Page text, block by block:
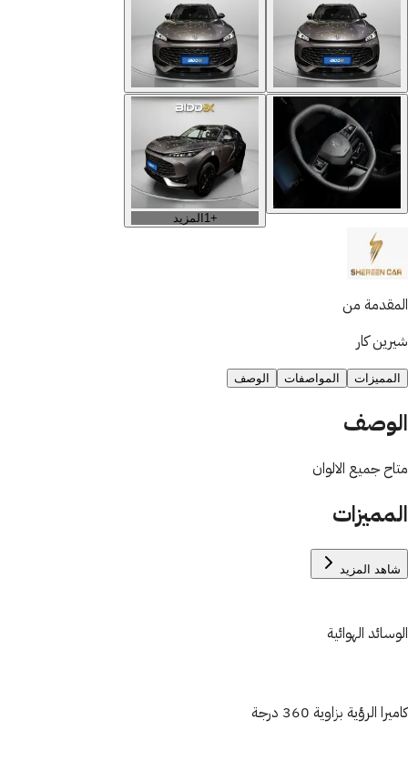
+
1 المزيد
المقدمة من
شيرين كار
المميزات المواصفات الوصف
الوصف
متاح جميع الالوان
المميزات
شاهد المزيد
الوسائد الهوائية
كاميرا الرؤية بزاوية 360 درجة